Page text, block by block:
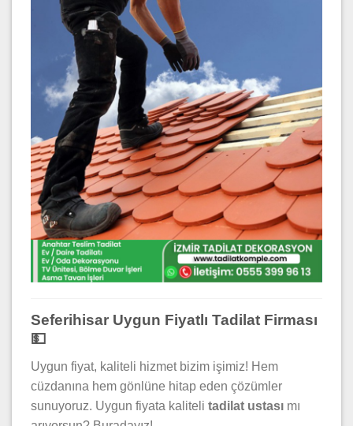
Seferihisar Uygun Fiyatlı Tadilat Firması
💵
Uygun fiyat, kaliteli hizmet bizim işimiz! Hem
cüzdanına hem gönlüne hitap eden çözümler
sunuyoruz. Uygun fiyata kaliteli tadilat ustası mı